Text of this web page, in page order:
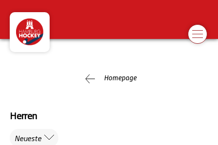
Homepage
Herren
Neueste